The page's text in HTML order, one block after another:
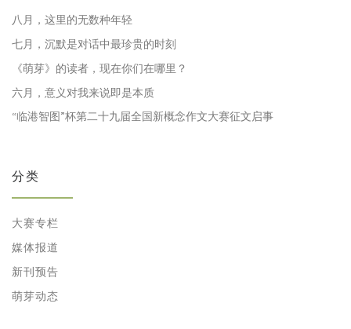
八月，这里的无数种年轻
七月，沉默是对话中最珍贵的时刻
《萌芽》的读者，现在你们在哪里？
六月，意义对我来说即是本质
“临港智图”杯第二十九届全国新概念作文大赛征文启事
分类
大赛专栏
媒体报道
新刊预告
萌芽动态